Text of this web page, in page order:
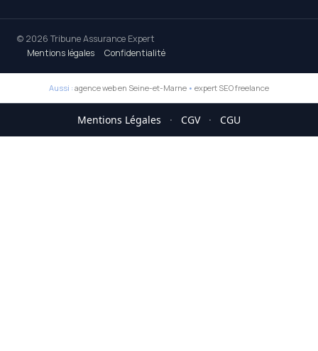
© 2026 Tribune Assurance Expert
Mentions légales
Confidentialité
Aussi : agence web en Seine-et-Marne • expert SEO freelance
Mentions Légales · CGV · CGU